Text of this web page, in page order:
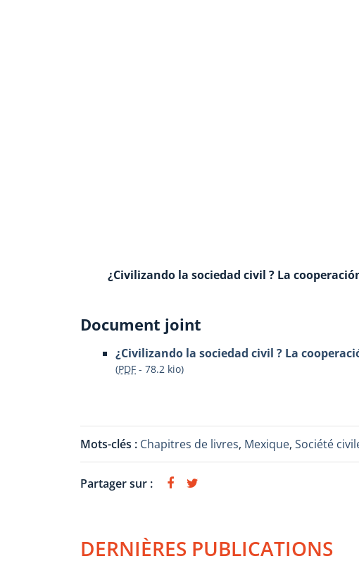
¿Civilizando la sociedad civil ? La
Document joint
¿Civilizando la sociedad civil ? La
(PDF - 78.2 kio)
Mots-clés : Chapitres de livres, Mexique, Société
Partager sur :
DERNIÈRES PUBLICATIONS